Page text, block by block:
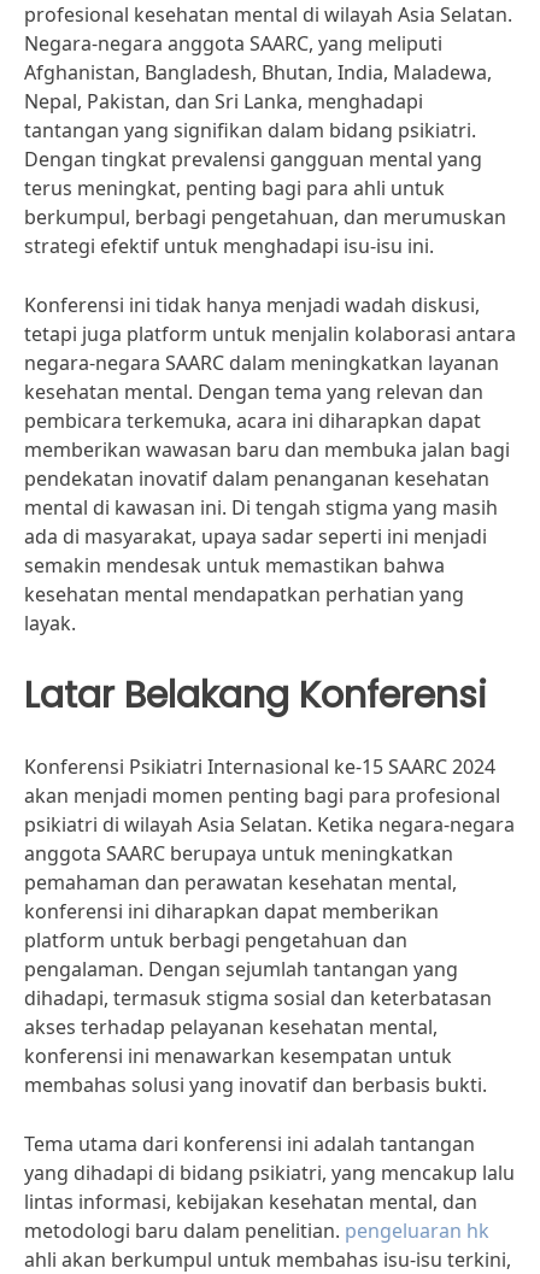
profesional kesehatan mental di wilayah Asia Selatan.
Negara-negara anggota SAARC, yang meliputi
Afghanistan, Bangladesh, Bhutan, India, Maladewa,
Nepal, Pakistan, dan Sri Lanka, menghadapi
tantangan yang signifikan dalam bidang psikiatri.
Dengan tingkat prevalensi gangguan mental yang
terus meningkat, penting bagi para ahli untuk
berkumpul, berbagi pengetahuan, dan merumuskan
strategi efektif untuk menghadapi isu-isu ini.
Konferensi ini tidak hanya menjadi wadah diskusi,
tetapi juga platform untuk menjalin kolaborasi antara
negara-negara SAARC dalam meningkatkan layanan
kesehatan mental. Dengan tema yang relevan dan
pembicara terkemuka, acara ini diharapkan dapat
memberikan wawasan baru dan membuka jalan bagi
pendekatan inovatif dalam penanganan kesehatan
mental di kawasan ini. Di tengah stigma yang masih
ada di masyarakat, upaya sadar seperti ini menjadi
semakin mendesak untuk memastikan bahwa
kesehatan mental mendapatkan perhatian yang
layak.
Latar Belakang Konferensi
Konferensi Psikiatri Internasional ke-15 SAARC 2024
akan menjadi momen penting bagi para profesional
psikiatri di wilayah Asia Selatan. Ketika negara-negara
anggota SAARC berupaya untuk meningkatkan
pemahaman dan perawatan kesehatan mental,
konferensi ini diharapkan dapat memberikan
platform untuk berbagi pengetahuan dan
pengalaman. Dengan sejumlah tantangan yang
dihadapi, termasuk stigma sosial dan keterbatasan
akses terhadap pelayanan kesehatan mental,
konferensi ini menawarkan kesempatan untuk
membahas solusi yang inovatif dan berbasis bukti.
Tema utama dari konferensi ini adalah tantangan
yang dihadapi di bidang psikiatri, yang mencakup lalu
lintas informasi, kebijakan kesehatan mental, dan
metodologi baru dalam penelitian. pengeluaran hk
ahli akan berkumpul untuk membahas isu-isu terkini,